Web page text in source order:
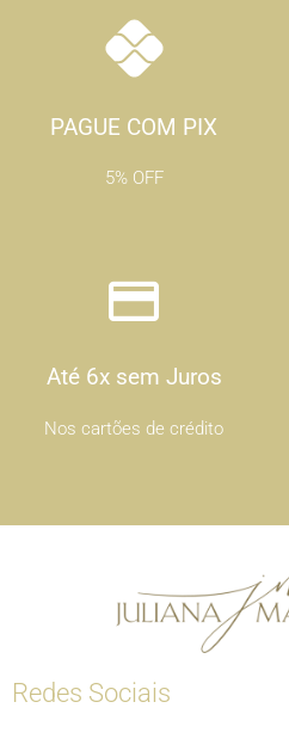
PAGUE COM PIX
5% OFF
Até 6x sem Juros
Nos cartões de crédito
Redes Sociais